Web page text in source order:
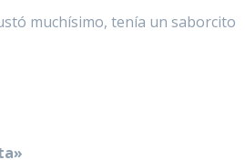
muchísimo, tenía un saborcito